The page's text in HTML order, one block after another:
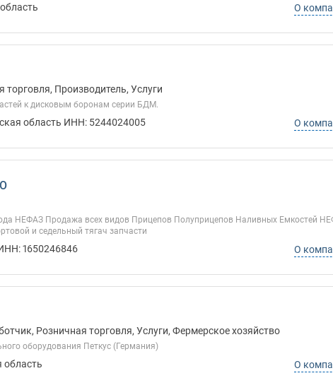
О
Производитель, Услуги
к дисковым боронам серии БДМ.
область ИНН: 5244024005 О
НЕФАЗ Продажа всех видов Прицепов Полуприцепов Наливных Емкостей
и седельный тягач запчасти
1650246846 О
Розничная торговля, Услуги, Фермерское хозяйство
оборудования Петкус (Германия)
область О